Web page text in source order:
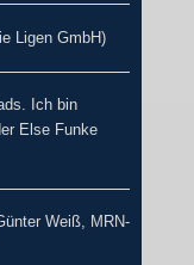
Ligen GmbH)
Ich bin
Else Funke
Weiß, MRN-